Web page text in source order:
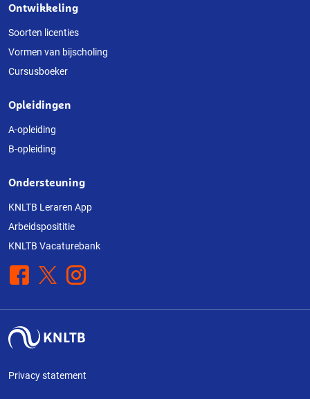
Over
deze
website
Ontwikkeling
Soorten licenties
Vormen van bijscholing
Cursusboeker
Opleidingen
A-opleiding
B-opleiding
Ondersteuning
KNLTB Leraren App
Arbeidsposititie
KNLTB Vacaturebank
Facebook
X Instagram
Privacy statement